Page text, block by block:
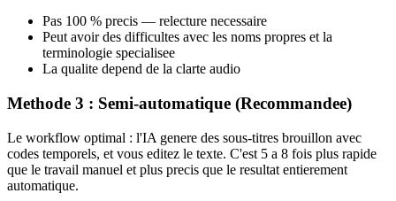
Pas 100 % precis — relecture necessaire
Peut avoir des difficultes avec les noms propres et la
terminologie specialisee
La qualite depend de la clarte audio
Methode 3 : Semi-automatique (Recommandee)
Le workflow optimal : l'IA genere des sous-titres brouillon avec
codes temporels, et vous editez le texte. C'est 5 a 8 fois plus rapide
que le travail manuel et plus precis que le resultat entierement
automatique.